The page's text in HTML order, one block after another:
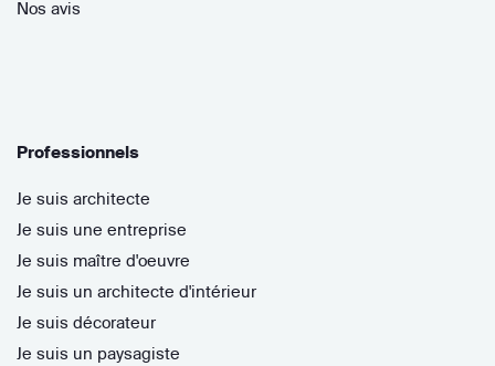
Nos avis
Professionnels
Je suis architecte
Je suis une entreprise
Je suis maître d'oeuvre
Je suis un architecte d'intérieur
Je suis décorateur
Je suis un paysagiste